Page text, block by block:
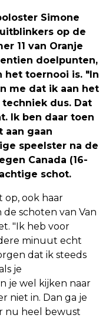
Simone
op de
11 van Oranje
doelpunten,
het toernooi is. "In
me dat ik aan het
dus. Dat
Ik ben daar toen
aan gaan
speelster na de
Canada (16-
schot.
op, ook haar
schoten van Van
"Ik heb voor
minuut echt
dat ik steeds
je
je wel kijken naar
niet in. Dan ga je
nu heel bewust